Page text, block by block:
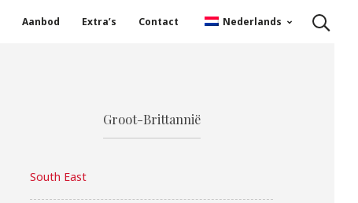
Aanbod Extra’s Contact Nederlands
Groot-Brittannië
South East